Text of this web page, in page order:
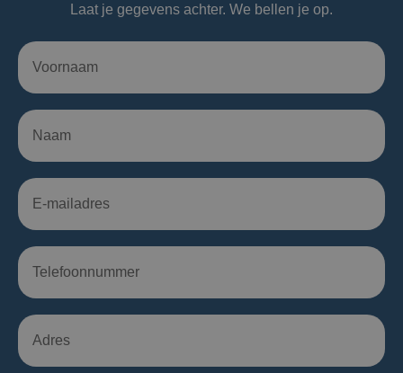
Laat je gegevens achter. We bellen je op.